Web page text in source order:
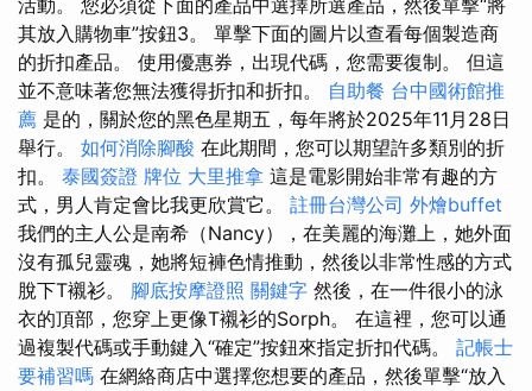
活動。 您必須從下面的產品中選擇所選產品，然後單擊“將
其放入購物車”按鈕3。 單擊下面的圖片以查看每個製造商
的折扣產品。 使用優惠券，出現代碼，您需要復制。 但這
並不意味著您無法獲得折扣和折扣。 自助餐 台中國術館推
薦 是的，關於您的黑色星期五，每年將於2025年11月28日
舉行。 如何消除腳酸 在此期間，您可以期望許多類別的折
扣。 泰國簽證 牌位 大里推拿 這是電影開始非常有趣的方
式，男人肯定會比我更欣賞它。 註冊台灣公司 外燴buffet
我們的主人公是南希（Nancy），在美麗的海灘上，她外面
沒有孤兒靈魂，她將短褲色情推動，然後以非常性感的方式
脫下T襯衫。 腳底按摩證照 關鍵字 然後，在一件很小的泳
衣的頂部，您穿上更像T襯衫的Sorph。 在這裡，您可以通
過複製代碼或手動鍵入“確定”按鈕來指定折扣代碼。 記帳士
要補習嗎 在網絡商店中選擇您想要的產品，然後單擊“放入